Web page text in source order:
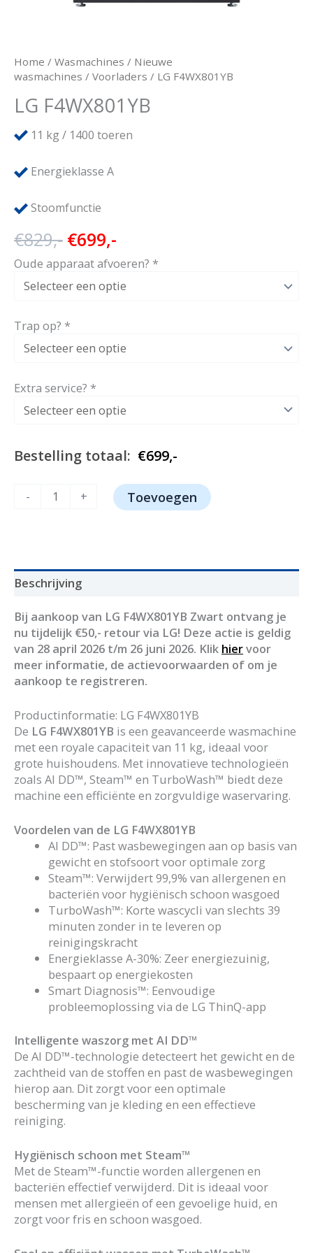
Home / Wasmachines / Nieuwe
wasmachines / Voorladers / LG F4WX801YB
LG F4WX801YB
11 kg / 1400 toeren
Energieklasse A
Stoomfunctie
€829,- Oorspronkelijke
prijs
was:
€699,-
prijs
is:
Oude apparaat afvoeren? *
Trap op? *
Extra service? *
Bestelling totaal: €699,-
- + Toevoegen
Beschrijving
Bij aankoop van LG F4WX801YB Zwart ontvang je
nu tijdelijk €50,- retour via LG! Deze actie is geldig
van 28 april 2026 t/m 26 juni 2026. Klik hiervoor
meer informatie, de actievoorwaarden of om je
aankoop te registreren.
Productinformatie: LG F4WX801YB
De LG F4WX801YB is een geavanceerde wasmachine
met een royale capaciteit van 11 kg, ideaal voor
grote huishoudens. Met innovatieve technologieën
zoals AI DD™, Steam™ en TurboWash™ biedt deze
machine een efficiënte en zorgvuldige waservaring.
Voordelen van de LG F4WX801YB
AI DD™: Past wasbewegingen aan op basis van
gewicht en stofsoort voor optimale zorg
Steam™: Verwijdert 99,9% van allergenen en
bacteriën voor hygiënisch schoon wasgoed
TurboWash™: Korte wascycli van slechts 39
minuten zonder in te leveren op
reinigingskracht
Energieklasse A-30%: Zeer energiezuinig,
bespaart op energiekosten
Smart Diagnosis™: Eenvoudige
probleemoplossing via de LG ThinQ-app
Intelligente waszorg met AI DD™
De AI DD™-technologie detecteert het gewicht en de
zachtheid van de stoffen en past de wasbewegingen
hierop aan. Dit zorgt voor een optimale
bescherming van je kleding en een effectieve
reiniging.
Hygiënisch schoon met Steam™
Met de Steam™-functie worden allergenen en
bacteriën effectief verwijderd. Dit is ideaal voor
mensen met allergieën of een gevoelige huid, en
zorgt voor fris en schoon wasgoed.